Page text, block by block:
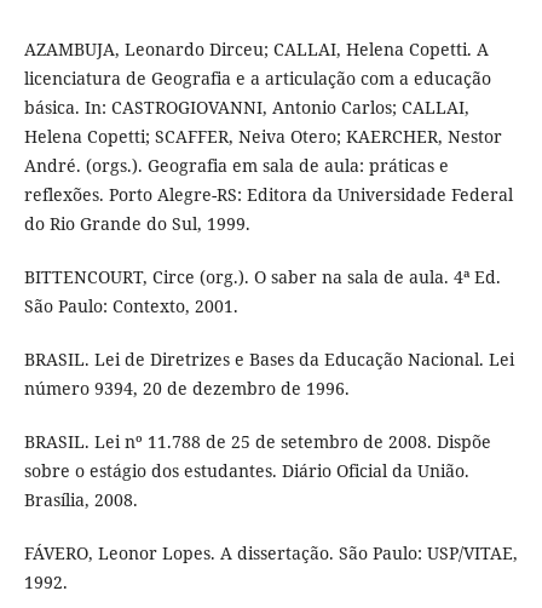
AZAMBUJA, Leonardo Dirceu; CALLAI, Helena Copetti. A
licenciatura de Geografia e a articulação com a educação
básica. In: CASTROGIOVANNI, Antonio Carlos; CALLAI,
Helena Copetti; SCAFFER, Neiva Otero; KAERCHER, Nestor
André. (orgs.). Geografia em sala de aula: práticas e
reflexões. Porto Alegre-RS: Editora da Universidade Federal
do Rio Grande do Sul, 1999.
BITTENCOURT, Circe (org.). O saber na sala de aula. 4ª Ed.
São Paulo: Contexto, 2001.
BRASIL. Lei de Diretrizes e Bases da Educação Nacional. Lei
número 9394, 20 de dezembro de 1996.
BRASIL. Lei nº 11.788 de 25 de setembro de 2008. Dispõe
sobre o estágio dos estudantes. Diário Oficial da União.
Brasília, 2008.
FÁVERO, Leonor Lopes. A dissertação. São Paulo: USP/VITAE,
1992.